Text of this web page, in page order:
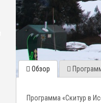
Обзор
Программа «Скитур в